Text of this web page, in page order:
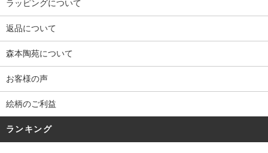
ラッピングについて
返品について
森本陶苑について
お客様の声
絵柄のご利益
ランキング